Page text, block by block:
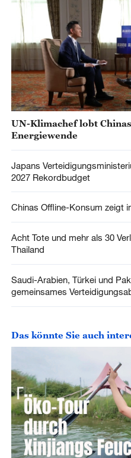
UN-Klimachef lobt
Energiewende
Japans
2027 Rekordbudget
Chinas Offline-Konsum zeigt
Acht Tote und mehr als 30
Thailand
Saudi-Arabien, Türkei und
gemeinsames
Das könnte Sie auch